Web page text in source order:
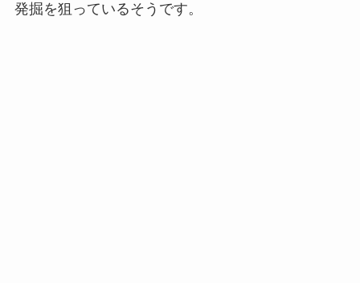
発掘を狙っているそうです。